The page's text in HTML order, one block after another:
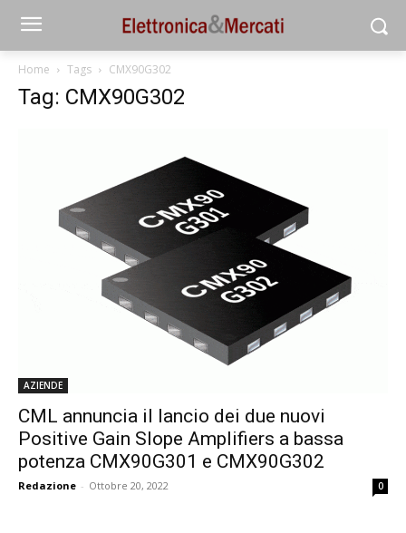
Home Tags CMX90G302
Tag: CMX90G302
AZIENDE
CML annuncia il lancio dei due nuovi
Positive Gain Slope Amplifiers a bassa
potenza CMX90G301 e CMX90G302
Redazione - Ottobre 20, 2022 0